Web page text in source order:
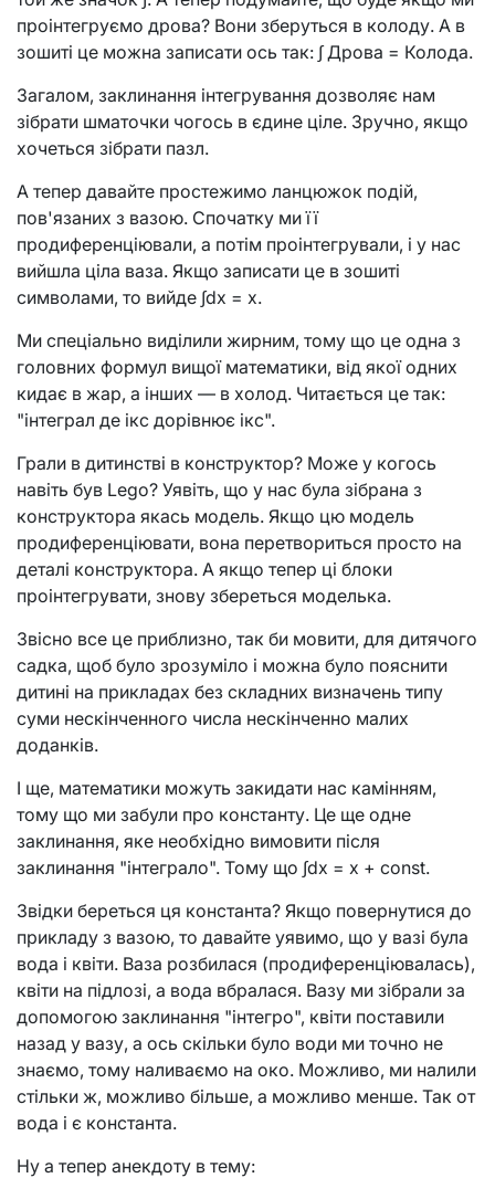
проінтегруємо дрова? Вони зберуться в колоду. А в
зошиті це можна записати ось так: ∫ Дрова = Колода.
Загалом, заклинання інтегрування дозволяє нам
зібрати шматочки чогось в єдине ціле. Зручно, якщо
хочеться зібрати пазл.
А тепер давайте простежимо ланцюжок подій,
пов'язаних з вазою. Спочатку ми її
продиференціювали, а потім проінтегрували, і у нас
вийшла ціла ваза. Якщо записати це в зошиті
символами, то вийде ∫dx = x.
Ми спеціально виділили жирним, тому що це одна з
головних формул вищої математики, від якої одних
кидає в жар, а інших — в холод. Читається це так:
"інтеграл де ікс дорівнює ікс".
Грали в дитинстві в конструктор? Може у когось
навіть був Lego? Уявіть, що у нас була зібрана з
конструктора якась модель. Якщо цю модель
продиференціювати, вона перетвориться просто на
деталі конструктора. А якщо тепер ці блоки
проінтегрувати, знову збереться моделька.
Звісно все це приблизно, так би мовити, для дитячого
садка, щоб було зрозуміло і можна було пояснити
дитині на прикладах без складних визначень типу
суми нескінченного числа нескінченно малих
доданків.
І ще, математики можуть закидати нас камінням,
тому що ми забули про константу. Це ще одне
заклинання, яке необхідно вимовити після
заклинання "інтеграло". Тому що ∫dx = x + const.
Звідки береться ця константа? Якщо повернутися до
прикладу з вазою, то давайте уявимо, що у вазі була
вода і квіти. Ваза розбилася (продиференціювалась),
квіти на підлозі, а вода вбралася. Вазу ми зібрали за
допомогою заклинання "інтегро", квіти поставили
назад у вазу, а ось скільки було води ми точно не
знаємо, тому наливаємо на око. Можливо, ми налили
стільки ж, можливо більше, а можливо менше. Так от
вода і є константа.
Ну а тепер анекдоту в тему: